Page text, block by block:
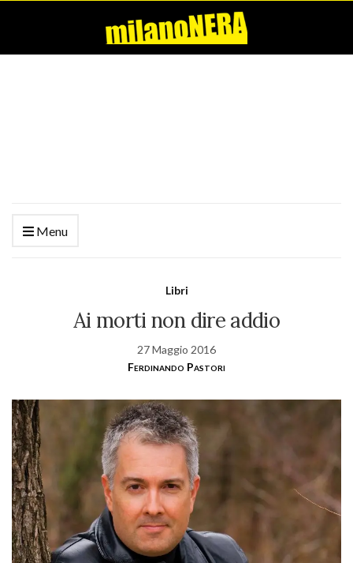
Menu
Libri
Ai morti non dire addio
27 Maggio 2016
Ferdinando Pastori